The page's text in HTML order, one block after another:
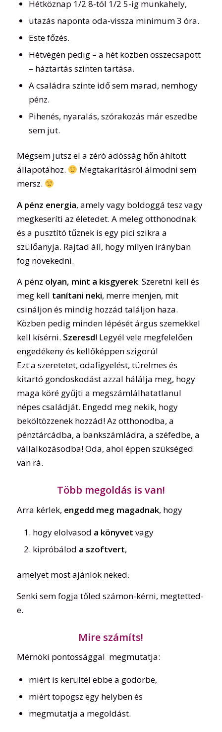
Hétköznap 1/2 8-tól 1/2 5-ig munkahely,
utazás naponta oda-vissza minimum 3 óra.
Este főzés.
Hétvégén pedig – a hét közben összecsapott
– háztartás szinten tartása.
A családra szinte idő sem marad, nemhogy
pénz.
Pihenés, nyaralás, szórakozás már eszedbe
sem jut.
Mégsem jutsz el a zéró adósság hőn áhított
állapotához.
Megtakarításról álmodni sem
mersz.
A pénz energia, amely vagy boldoggá tesz vagy
megkeseríti az életedet. A meleg otthonodnak
és a pusztító tűznek is egy pici szikra a
szülőanyja. Rajtad áll, hogy milyen irányban
fog növekedni.
A pénz olyan, mint a kisgyerek. Szeretni kell és
meg kell tanítani neki, merre menjen, mit
csináljon és mindig hozzád találjon haza.
Közben pedig minden lépését árgus szemekkel
kell kísérni. Szeresd! Legyél vele megfelelően
engedékeny és kellőképpen szigorú!
Ezt a szeretetet, odafigyelést, türelmes és
kitartó gondoskodást azzal hálálja meg, hogy
maga köré gyűjti a megszámlálhatatlanul
népes családját. Engedd meg nekik, hogy
beköltözzenek hozzád! Az otthonodba, a
pénztárcádba, a bankszámládra, a széfedbe, a
vállalkozásodba! Oda, ahol éppen szükséged
van rá.
Több megoldás is van!
Arra kérlek, engedd meg magadnak, hogy
hogy elolvasod a könyvet vagy
kipróbálod a szoftvert,
amelyet most ajánlok neked.
Senki sem fogja tőled számon-kérni, megtetted-
e.
Mire számíts!
Mérnöki pontossággal megmutatja:
miért is kerültél ebbe a gödörbe,
miért topogsz egy helyben és
megmutatja a megoldást.